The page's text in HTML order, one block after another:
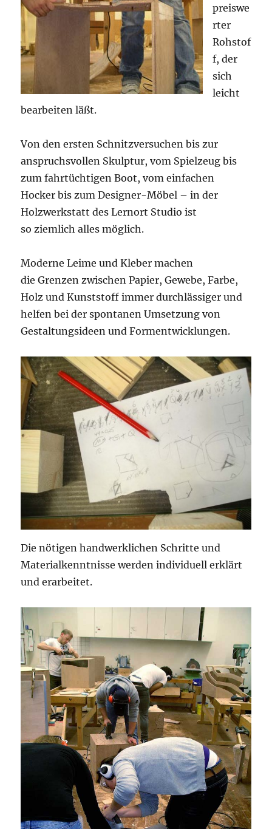
preiswe
rter
Rohstof
f, der
sich
leicht
bearbeiten läßt.
Von den ersten Schnitzversuchen bis zur
anspruchsvollen Skulptur, vom Spielzeug bis
zum fahrtüchtigen Boot, vom einfachen
Hocker bis zum Designer-Möbel – in der
Holzwerkstatt des Lernort Studio ist
so ziemlich alles möglich.
Moderne Leime und Kleber machen
die Grenzen zwischen Papier, Gewebe, Farbe,
Holz und Kunststoff immer durchlässiger und
helfen bei der spontanen Umsetzung von
Gestaltungsideen und Formentwicklungen.
Die nötigen handwerklichen Schritte und
Materialkenntnisse werden individuell erklärt
und erarbeitet.